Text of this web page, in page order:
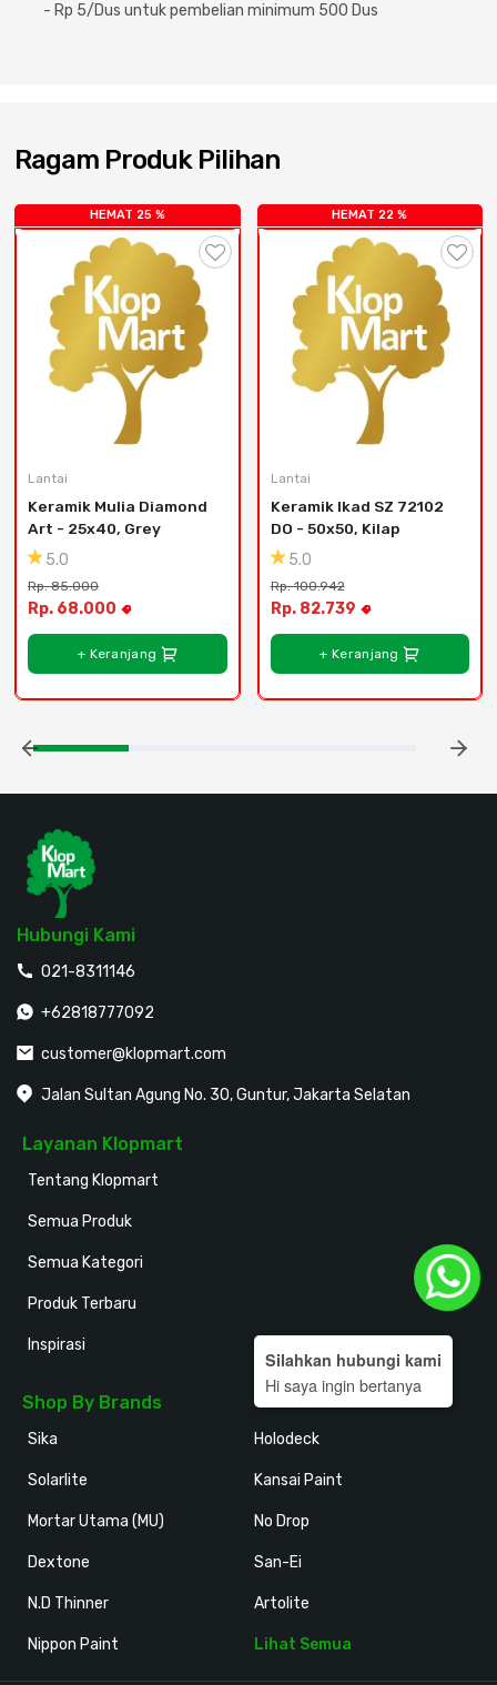
- Rp 5/Dus untuk pembelian minimum 500 Dus
Ragam Produk Pilihan
HEMAT 25 %
Lantai
Keramik Mulia Diamond
Art - 25x40, Grey
5.0
Rp. 85.000
Rp. 68.000
+ Keranjang
HEMAT 22 %
Lantai
Keramik Ikad SZ 72102
DO - 50x50, Kilap
5.0
Rp. 100.942
Rp. 82.739
+ Keranjang
Hubungi Kami
021-8311146
+62818777092
customer@klopmart.com
Jalan Sultan Agung No. 30, Guntur, Jakarta Selatan
Layanan Klopmart
Tentang Klopmart
Semua Produk
Semua Kategori
Produk Terbaru
Inspirasi
Shop By Brands
Sika
Solarlite
Mortar Utama (MU)
Dextone
N.D Thinner
Nippon Paint
Holodeck
Kansai Paint
No Drop
San-Ei
Artolite
Lihat Semua
Silahkan hubungi kami
Hi saya ingin bertanya